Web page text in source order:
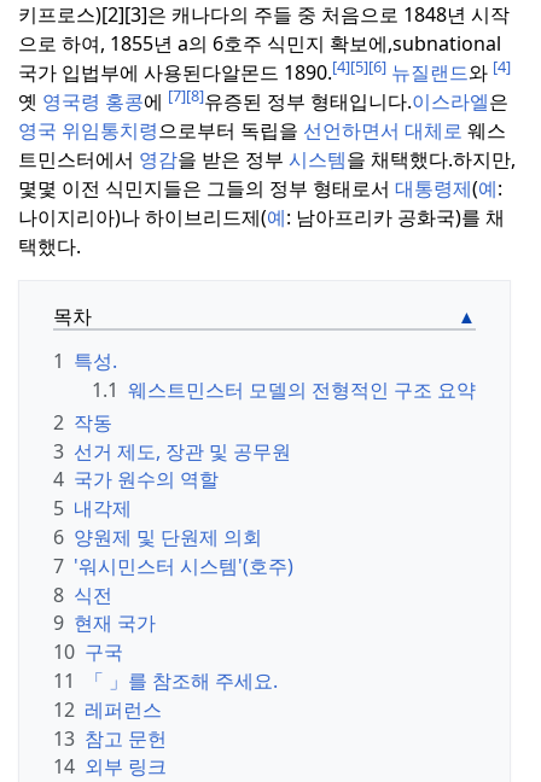
키프로스)[2][3]은 캐나다의 주들 중 처음으로 1848년 시작
으로 하여, 1855년 a의 6호주 식민지 확보에,subnational
국가 입법부에 사용된다알몬드 1890.[4][5][6] 뉴질랜드와 [4]
옛 영국령 홍콩에 [7][8]유증된 정부 형태입니다.이스라엘은
영국 위임통치령으로부터 독립을 선언하면서 대체로 웨스
트민스터에서 영감을 받은 정부 시스템을 채택했다.하지만,
몇몇 이전 식민지들은 그들의 정부 형태로서 대통령제(예:
나이지리아)나 하이브리드제(예: 남아프리카 공화국)를 채
택했다.
목차
1 특성.
1.1 웨스트민스터 모델의 전형적인 구조 요약
2 작동
3 선거 제도, 장관 및 공무원
4 국가 원수의 역할
5 내각제
6 양원제 및 단원제 의회
7 '워시민스터 시스템'(호주)
8 식전
9 현재 국가
10 구국
11
「 」를 참조해 주세요.
12 레퍼런스
13 참고 문헌
14 외부 링크